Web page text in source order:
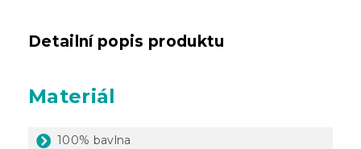
Detailní popis produktu
Materiál
100% bavlna